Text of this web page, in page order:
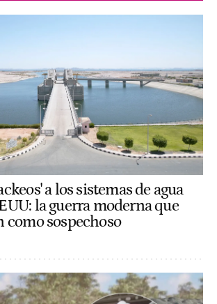
a los sistemas de agua
la guerra moderna que
como sospechoso